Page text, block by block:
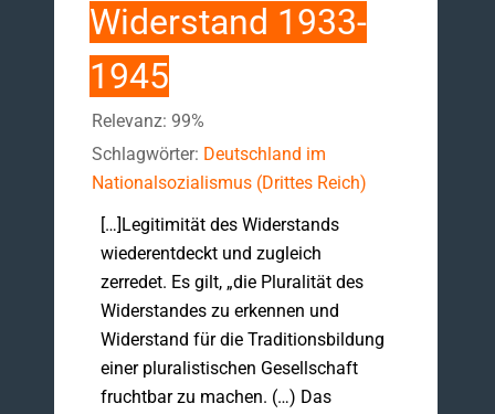
Widerstand 1933-
1945
Relevanz: 99%
Schlagwörter: Deutschland im
Nationalsozialismus (Drittes Reich)
[…]Legitimität des Widerstands
wiederentdeckt und zugleich
zerredet. Es gilt, „die Pluralität des
Widerstandes zu erkennen und
Widerstand für die Traditionsbildung
einer pluralistischen Gesellschaft
fruchtbar zu machen. (…) Das